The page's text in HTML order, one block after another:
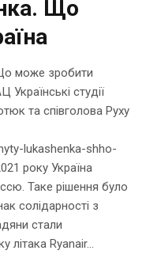
Що
може зробити
студії
та співголова Руху
lukashenka-shho-
року Україна
Таке рішення було
солідарності з
стали
літака Ryanair...